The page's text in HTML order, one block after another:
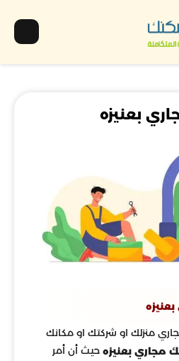
بعنيزه
منزلك او شركتك او مكانك
مجاري بعنيزه حيث أن أمر